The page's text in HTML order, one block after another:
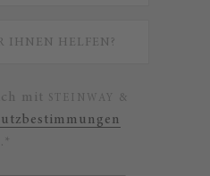
mit STEINWAY &